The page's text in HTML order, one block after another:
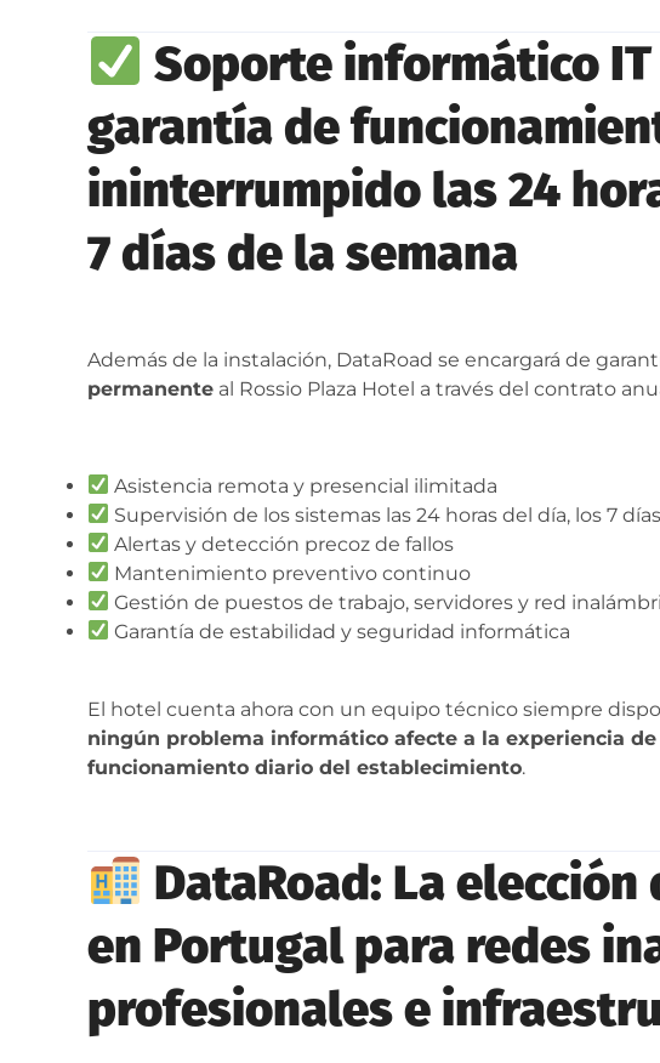
Soporte informático
garantía de
ininterrumpido las 24
7 días de la semana
Además de la instalación, DataRoad se encargará de
permanente al Rossio Plaza Hotel a través del contrato
Asistencia remota y presencial ilimitada
Supervisión de los sistemas las 24 horas del día, los 7
Alertas y detección precoz de fallos
Mantenimiento preventivo continuo
Gestión de puestos de trabajo, servidores y red
Garantía de estabilidad y seguridad informática
El hotel cuenta ahora con un equipo técnico siempre
ningún problema informático afecte a la experiencia
funcionamiento diario del establecimiento.
DataRoad: La
en Portugal para redes
profesionales e